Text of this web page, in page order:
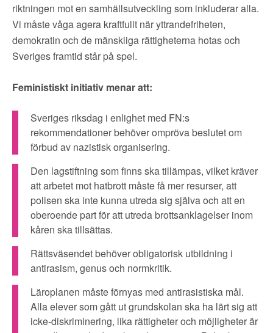
riktningen mot en samhällsutveckling som inkluderar alla.
Vi måste våga agera kraftfullt när yttrandefriheten,
demokratin och de mänskliga rättigheterna hotas och
Sveriges framtid står på spel.
Feministiskt initiativ menar att:
Sveriges riksdag i enlighet med FN:s
rekommendationer behöver ompröva beslutet om
förbud av nazistisk organisering.
Den lagstiftning som finns ska tillämpas, vilket kräver
att arbetet mot hatbrott måste få mer resurser, att
polisen ska inte kunna utreda sig själva och att en
oberoende part för att utreda brottsanklagelser inom
kåren ska tillsättas.
Rättsväsendet behöver obligatorisk utbildning i
antirasism, genus och normkritik.
Läroplanen måste förnyas med antirasistiska mål.
Alla elever som gått ut grundskolan ska ha lärt sig att
icke-diskriminering, lika rättigheter och möjligheter är